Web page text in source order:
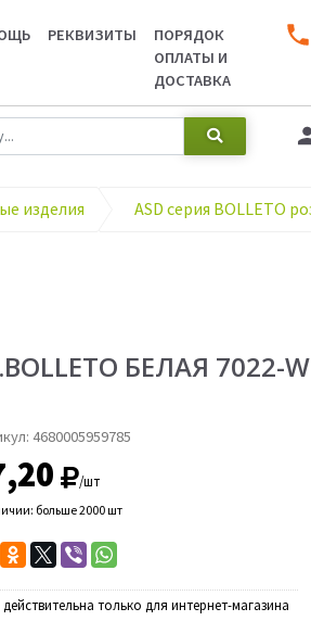
РЕКВИЗИТЫ
ПОРЯДОК
ОПЛАТЫ И
ДОСТАВКА
изделия
БЕЛАЯ 7022-W
4680005959785
/шт
больше 2000 шт
только для интернет-магазина